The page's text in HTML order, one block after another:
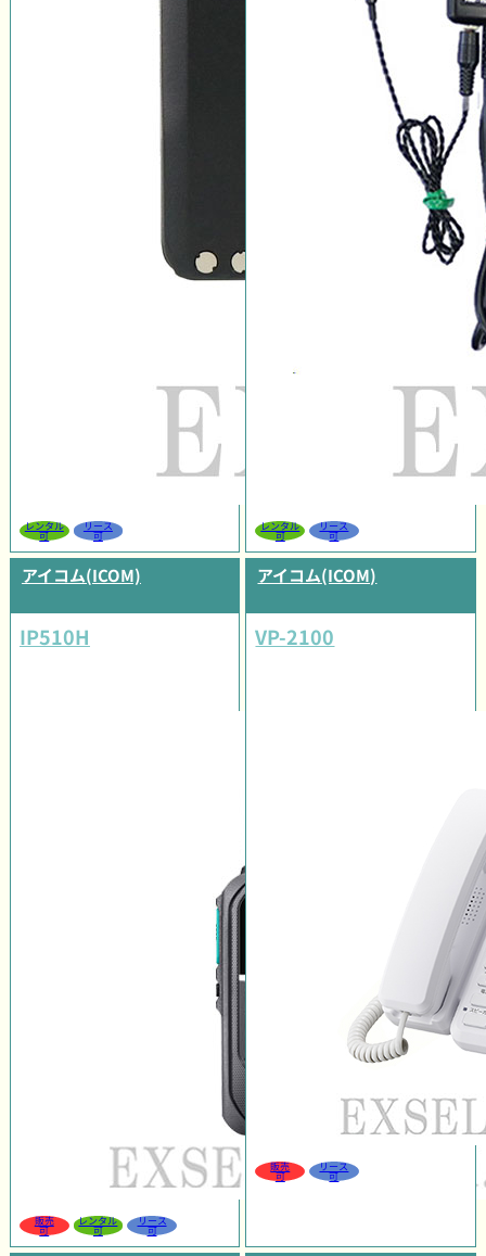
レンタル
可
リース
可
レンタル
可
リース
可
アイコム(ICOM)
IP510H
販売
可
レンタル
可
リース
可
アイコム(ICOM)
VP-2100
販売
可
リース
可